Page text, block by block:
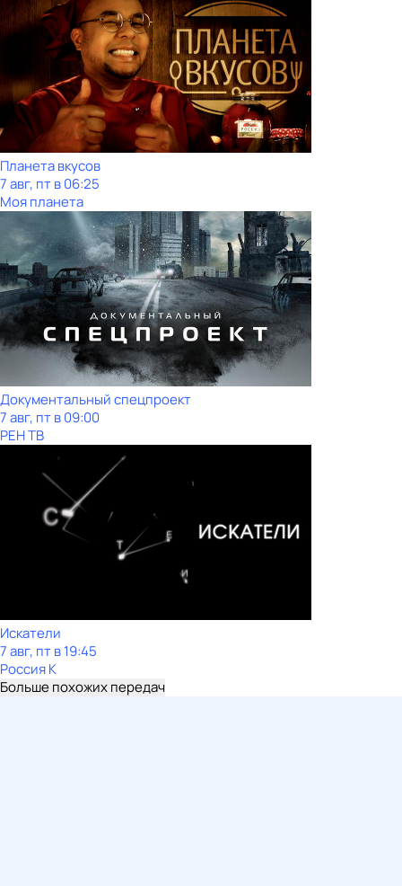
Планета вкусов
7 авг, пт в 06:25
Моя планета
Документальный спецпроект
7 авг, пт в 09:00
РЕН ТВ
Искатели
7 авг, пт в 19:45
Россия К
Больше похожих передач